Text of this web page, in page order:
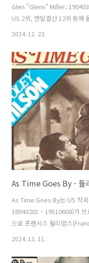
Glen "Glenn" Miller,
US 2위, 연말결산 12위 등에
류 시스터즈(The Andrew
(Charles Tobias)가 가사를
렌이 지휘, 텍스 베네케(Tex
더네어즈(The
"Anywhere t..
2024. 11. 22.
As Time Goes By -
As Time Goes By는 US 작
18940201 ~ 19510608)가
으로 프랜시스 윌리엄스
자 가수, 드러머인 둘리 윌
2024. 11. 11.